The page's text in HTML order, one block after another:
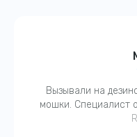
Вызывали на
мошки. Специалист
вентиляцию. На